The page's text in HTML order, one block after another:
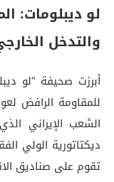
لو ديبلومات:
والتدخل
أبرزت صحيفة “لو
للمقاومة الرافض
الشعب الإيراني
ديكتاتورية الولي
تقوم على صناديق